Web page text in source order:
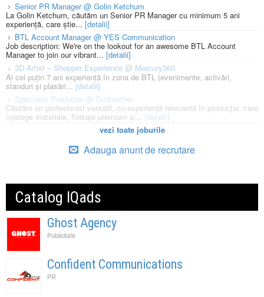
Senior PR Manager @ Golin Ketchum
La Golin Ketchum, căutăm un Senior PR Manager cu minimum 5 ani
experiență, care știe... [detalii]
BTL Account Manager @ YES Communication
Job description: We're on the lookout for an awesome BTL Account
Manager to join our vibrant... [detalii]
3D Artist – Shopper Experience @ Mercury360
Ai cel puțin 7 ani experiență în zona de BTL (evenimente, activări,
standuri și plasări...[detalii]
Specialist Productie @ Godmother
Căutăm un profesionist versatil, cu experiență relevantă în producție, care
înțelege materiale, finisaje premium și... [detalii]
vezi toate joburile
Adauga anunt de recrutare
Catalog IQads
Ghost Agency
Publicitate
Confident Communications
PR